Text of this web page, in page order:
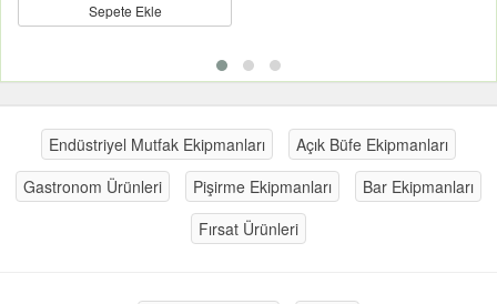
Sepete Ekle
Endüstriyel Mutfak Ekipmanları
Açık Büfe Ekipmanları
Gastronom Ürünleri
Pişirme Ekipmanları
Bar Ekipmanları
Fırsat Ürünleri